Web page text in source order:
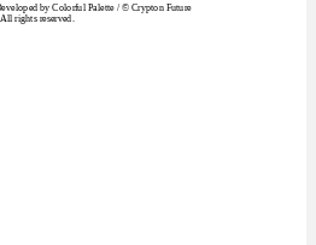
by Colorful Palette / © Crypton Future
rights reserved.